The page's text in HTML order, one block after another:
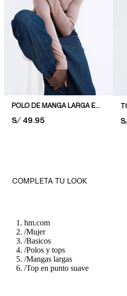
POLO DE MANGA LARGA EN PUNTO
PRICE:
S/ 49.95
COMPLETA TU LOOK
hm.com
/Mujer
/Basicos
/Polos y tops
/Mangas largas
/Top en punto suave